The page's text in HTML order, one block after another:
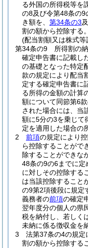
る外国の所得税等を
の8及び令第48条の9
き額を、 第34条の3
割の額から控除する。
(配当割額又は株式
第34条の9
所得割の
確定申告書に記載し
の基礎となった特定
款の規定により配当
定する確定申告書に
る所得の金額の計算
額について同節第6
された場合には、当
額に5分の3を乗じて
定を適用した場合の
2
前項の規定により
ら控除することがで
除することができな
48条の9の6までに定
に対しその控除する
は当該控除すること
の9第2項後段に規定
義務者の前項の確定
翌年度分の個人の県
税を納付し、若しく
未納に係る徴収金を
3
法第37条の4の規定
割の額から控除する